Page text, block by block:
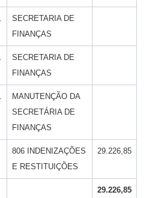
SECRETARIA DE
FINANÇAS
SECRETARIA DE
FINANÇAS
MANUTENÇÃO DA
SECRETÁRIA DE
FINANÇAS
806 INDENIZAÇÕES
E RESTITUIÇÕES
29.226,85
29.226,85